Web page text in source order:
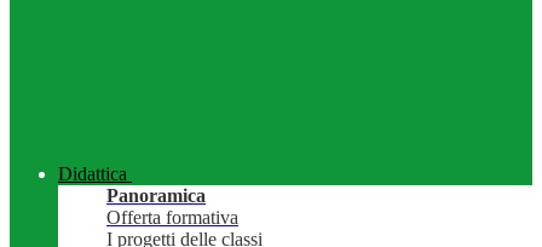
Didattica
Panoramica
Offerta formativa
I progetti delle classi